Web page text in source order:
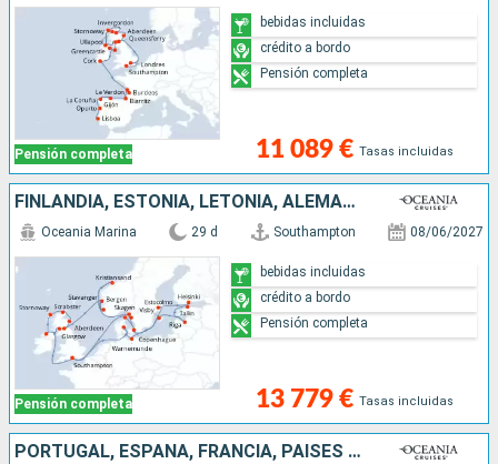
Pensión completa 11 089 € Tasas incluidas
bebidas incluidas
crédito a bordo
Pensión completa
FINLANDIA, ESTONIA, LETONIA, ALEMANIA, DINAMARCA, REINO UNIDO, IRLANDA, NORUEGA, SUECIA
Pensión completa
Oceania Marina 29 d Southampton 08/06/2027
13 779 € Tasas incluidas
bebidas incluidas
crédito a bordo
Pensión completa
PORTUGAL, ESPAÑA, FRANCIA, PAISES BAJOS, ALEMANIA, BÉLGICA, AUSTRALIA, IRLANDA, REINO UNIDO, FINLANDIA, ESTONIA, LETONIA, SUECIA, DINAMARCA